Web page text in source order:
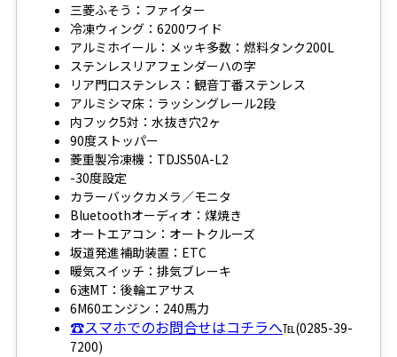
三菱ふそう：ファイター
冷凍ウィング：6200ワイド
アルミホイール：メッキ多数：燃料タンク200L
ステンレスリアフェンダーハの字
リア門口ステンレス：観音丁番ステンレス
アルミシマ床：ラッシングレール2段
内フック5対：水抜き穴2ヶ
90度ストッパー
菱重製冷凍機：TDJS50A-L2
-30度設定
カラーバックカメラ／モニタ
Bluetoothオーディオ：煤焼き
オートエアコン：オートクルーズ
坂道発進補助装置：ETC
暖気スイッチ：排気ブレーキ
6速MT：後輪エアサス
6M60エンジン：240馬力
☎スマホでのお問合せはコチラへ℡(0285-39-
7200)